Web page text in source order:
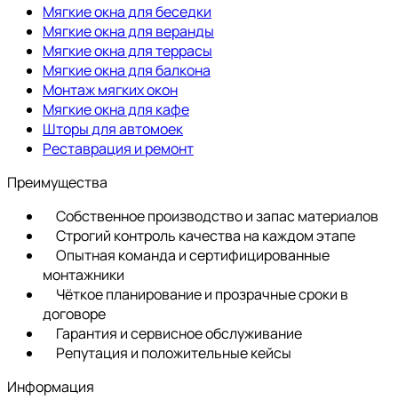
Мягкие окна для беседки
Мягкие окна для веранды
Мягкие окна для террасы
Мягкие окна для балкона
Монтаж мягких окон
Мягкие окна для кафе
Шторы для автомоек
Реставрация и ремонт
Преимущества
Собственное производство и запас материалов
Строгий контроль качества на каждом этапе
Опытная команда и сертифицированные
монтажники
Чёткое планирование и прозрачные сроки в
договоре
Гарантия и сервисное обслуживание
Репутация и положительные кейсы
Информация